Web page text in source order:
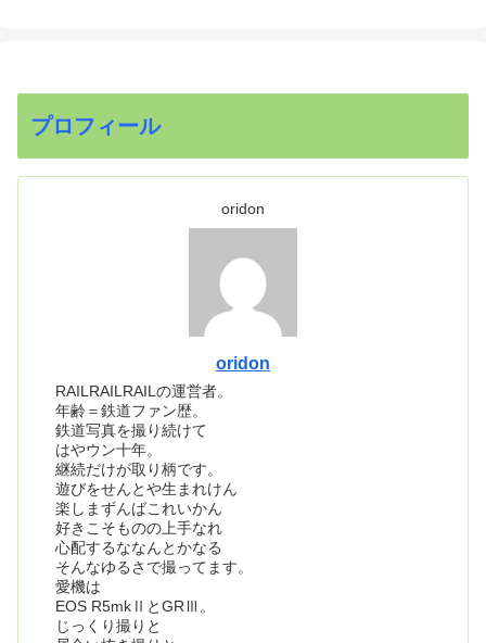
プロフィール
oridon
oridon
RAILRAILRAILの運営者。
年齢＝鉄道ファン歴。
鉄道写真を撮り続けて
はやウン十年。
継続だけが取り柄です。
遊びをせんとや生まれけん
楽しまずんばこれいかん
好きこそものの上手なれ
心配するななんとかなる
そんなゆるさで撮ってます。
愛機は
EOS R5mkⅡとGRⅢ。
じっくり撮りと